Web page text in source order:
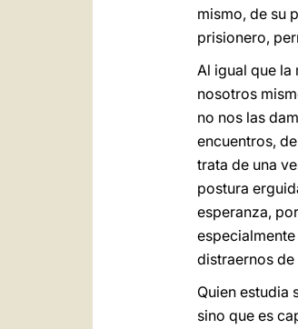
mismo, de su
prisionero,
Al igual que la
nosotros
no nos las
encuentros,
trata de una
postura
esperanza,
distraernos
Quien estudia
sino que es